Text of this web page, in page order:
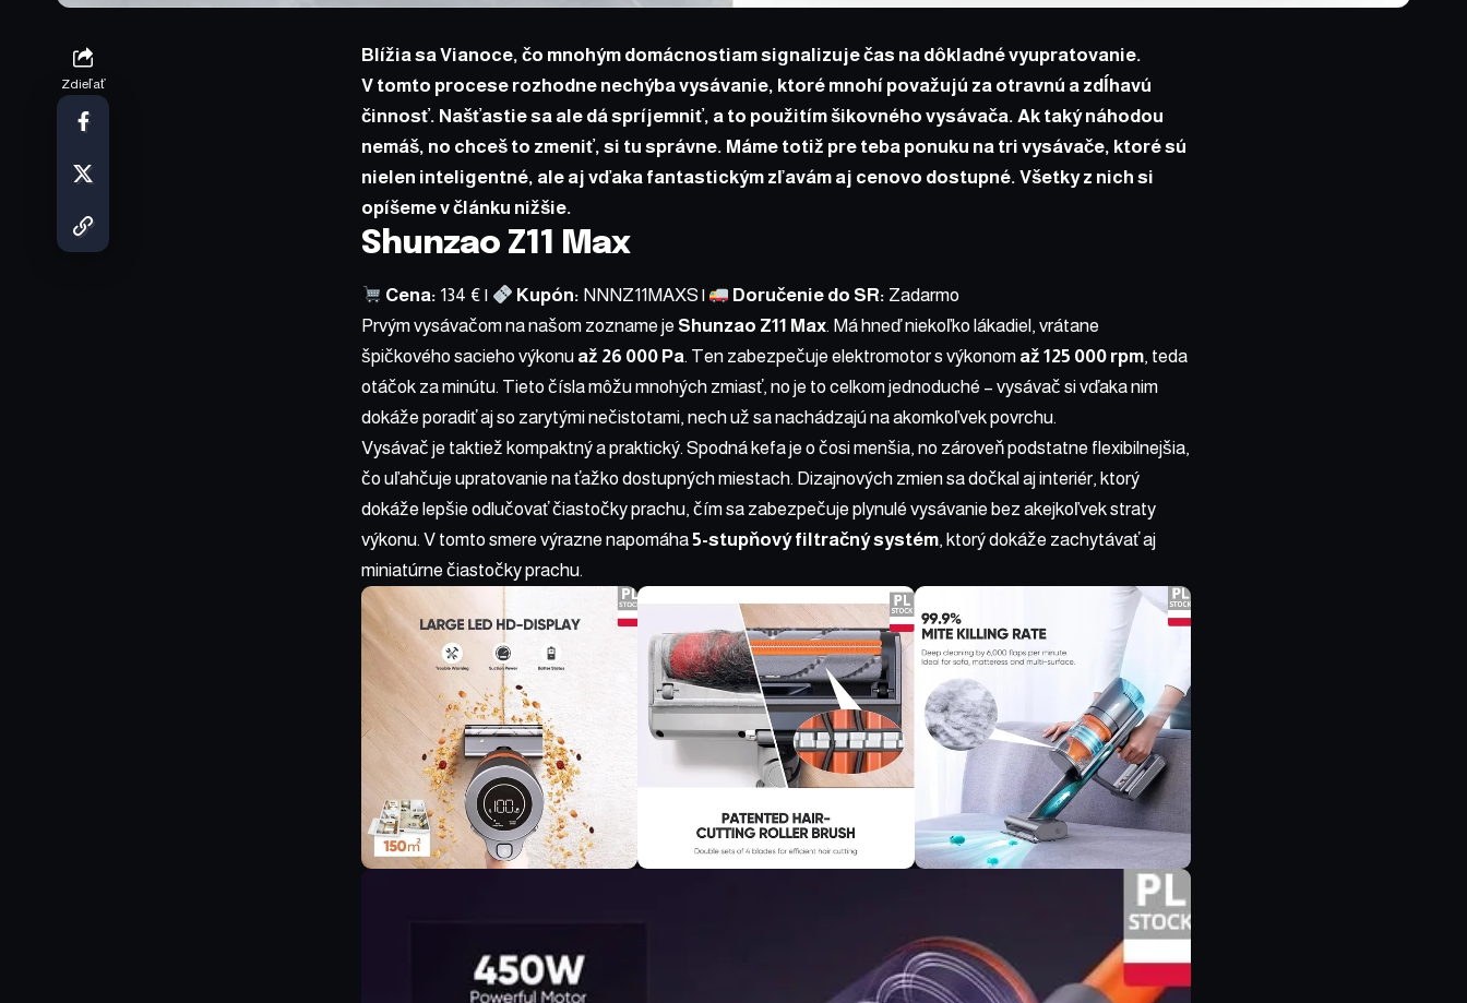
Zdieľať
Blížia sa Vianoce, čo mnohým domácnostiam signalizuje čas na dôkladné vyupratovanie.
V tomto procese rozhodne nechýba vysávanie, ktoré mnohí považujú za otravnú a zdĺhavú
činnosť. Našťastie sa ale dá spríjemniť, a to použitím šikovného vysávača. Ak taký náhodou
nemáš, no chceš to zmeniť, si tu správne. Máme totiž pre teba ponuku na tri vysávače, ktoré sú
nielen inteligentné, ale aj vďaka fantastickým zľavám aj cenovo dostupné. Všetky z nich si
opíšeme v článku nižšie.
Shunzao Z11 Max
Cena: 134 € | Kupón: NNNZ11MAXS | Doručenie do SR: Zadarmo
Prvým vysávačom na našom zozname je Shunzao Z11 Max. Má hneď niekoľko lákadiel, vrátane
špičkového sacieho výkonu až 26 000 Pa. Ten zabezpečuje elektromotor s výkonom až 125 000 rpm, teda
otáčok za minútu. Tieto čísla môžu mnohých zmiasť, no je to celkom jednoduché – vysávač si vďaka nim
dokáže poradiť aj so zarytými nečistotami, nech už sa nachádzajú na akomkoľvek povrchu.
Vysávač je taktiež kompaktný a praktický. Spodná kefa je o čosi menšia, no zároveň podstatne flexibilnejšia,
čo uľahčuje upratovanie na ťažko dostupných miestach. Dizajnových zmien sa dočkal aj interiér, ktorý
dokáže lepšie odlučovať čiastočky prachu, čím sa zabezpečuje plynulé vysávanie bez akejkoľvek straty
výkonu. V tomto smere výrazne napomáha5-stupňový filtračný systém, ktorý dokáže zachytávať aj
miniatúrne čiastočky prachu.